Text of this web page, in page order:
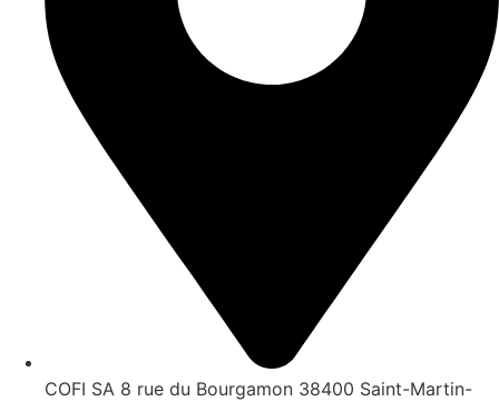
COFI SA 8 rue du Bourgamon 38400 Saint-Martin-